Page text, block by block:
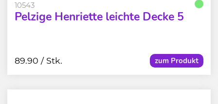
10543
Pelzige Henriette leichte Decke 5
zum Produkt
89.90 / Stk.